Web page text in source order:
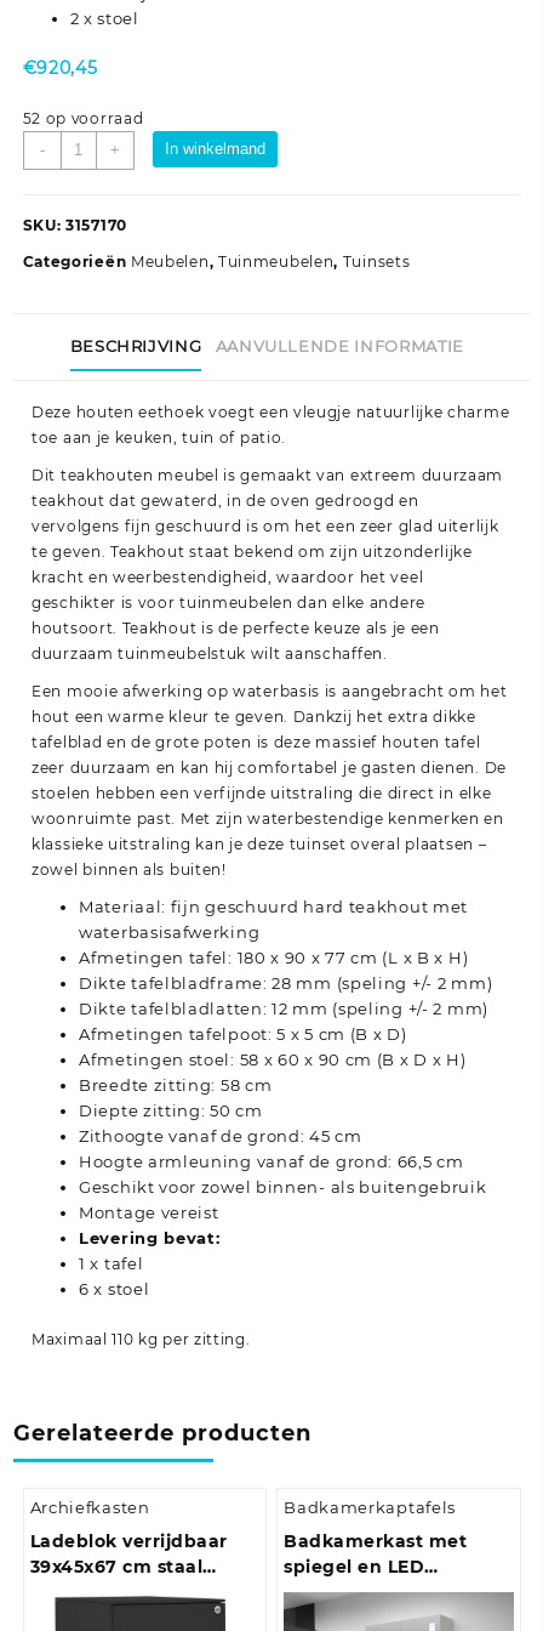
2 x stoel
€920,45
52 op voorraad
-
delige
massief
aantal
+ In winkelmand
SKU: 3157170
Categorieën Meubelen, Tuinmeubelen, Tuinsets
BESCHRIJVING AANVULLENDE INFORMATIE
Deze houten eethoek voegt een vleugje natuurlijke charme
toe aan je keuken, tuin of patio.
Dit teakhouten meubel is gemaakt van extreem duurzaam
teakhout dat gewaterd, in de oven gedroogd en
vervolgens fijn geschuurd is om het een zeer glad uiterlijk
te geven. Teakhout staat bekend om zijn uitzonderlijke
kracht en weerbestendigheid, waardoor het veel
geschikter is voor tuinmeubelen dan elke andere
houtsoort. Teakhout is de perfecte keuze als je een
duurzaam tuinmeubelstuk wilt aanschaffen.
Een mooie afwerking op waterbasis is aangebracht om het
hout een warme kleur te geven. Dankzij het extra dikke
tafelblad en de grote poten is deze massief houten tafel
zeer duurzaam en kan hij comfortabel je gasten dienen. De
stoelen hebben een verfijnde uitstraling die direct in elke
woonruimte past. Met zijn waterbestendige kenmerken en
klassieke uitstraling kan je deze tuinset overal plaatsen –
zowel binnen als buiten!
Materiaal: fijn geschuurd hard teakhout met
waterbasisafwerking
Afmetingen tafel: 180 x 90 x 77 cm (L x B x H)
Dikte tafelbladframe: 28 mm (speling +/- 2 mm)
Dikte tafelbladlatten: 12 mm (speling +/- 2 mm)
Afmetingen tafelpoot: 5 x 5 cm (B x D)
Afmetingen stoel: 58 x 60 x 90 cm (B x D x H)
Breedte zitting: 58 cm
Diepte zitting: 50 cm
Zithoogte vanaf de grond: 45 cm
Hoogte armleuning vanaf de grond: 66,5 cm
Geschikt voor zowel binnen- als buitengebruik
Montage vereist
Levering bevat:
1 x tafel
6 x stoel
Maximaal 110 kg per zitting.
Gerelateerde producten
Archiefkasten
Ladeblok verrijdbaar
39x45x67 cm staal
antracietkleurig
Badkamerkaptafels
Badkamerkast met
spiegel en LED
60x14x62 cm